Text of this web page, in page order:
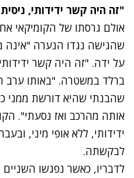
"זה היה קשר ידידותי,
אולם גרסתו של הקומיקאי
שהגישה נגדו הנערה "אינה
על ידה. "זה היה קשר
ברלד במשטרה. "באותו ערב
שהבנתי שהיא דורשת ממני
אותה מהרכב ואז נסעתי".
ידידותי, ללא אופי מיני,
לבקשתה.
לדבריו, כאשר נפגשו